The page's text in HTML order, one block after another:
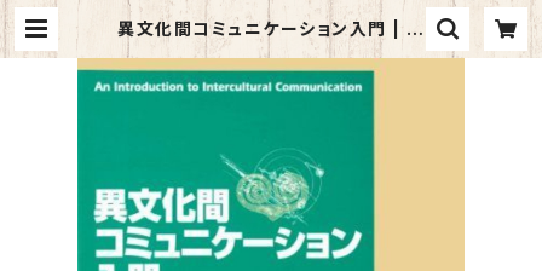
異文化間コミュニケーション入門 | マ
イブックス関大前店(店頭受取オーダ
ー用)